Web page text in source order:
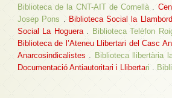
Biblioteca de la CNT-AIT de Cornellà
Josep Pons
Biblioteca Social la
Social La Hoguera. Biblioteca Telèfon R
Biblioteca de l’Ateneu Llibertari del Casc
Anarcosindicalistes
Biblioteca llibertària
Documentació Antiautoritari i Llibertari